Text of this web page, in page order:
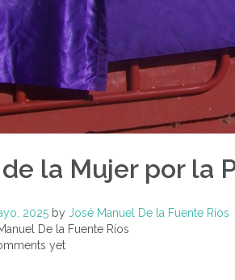
la Mujer por la
2025 by José Manuel De la Fuente Ríos
De la Fuente Ríos
yet